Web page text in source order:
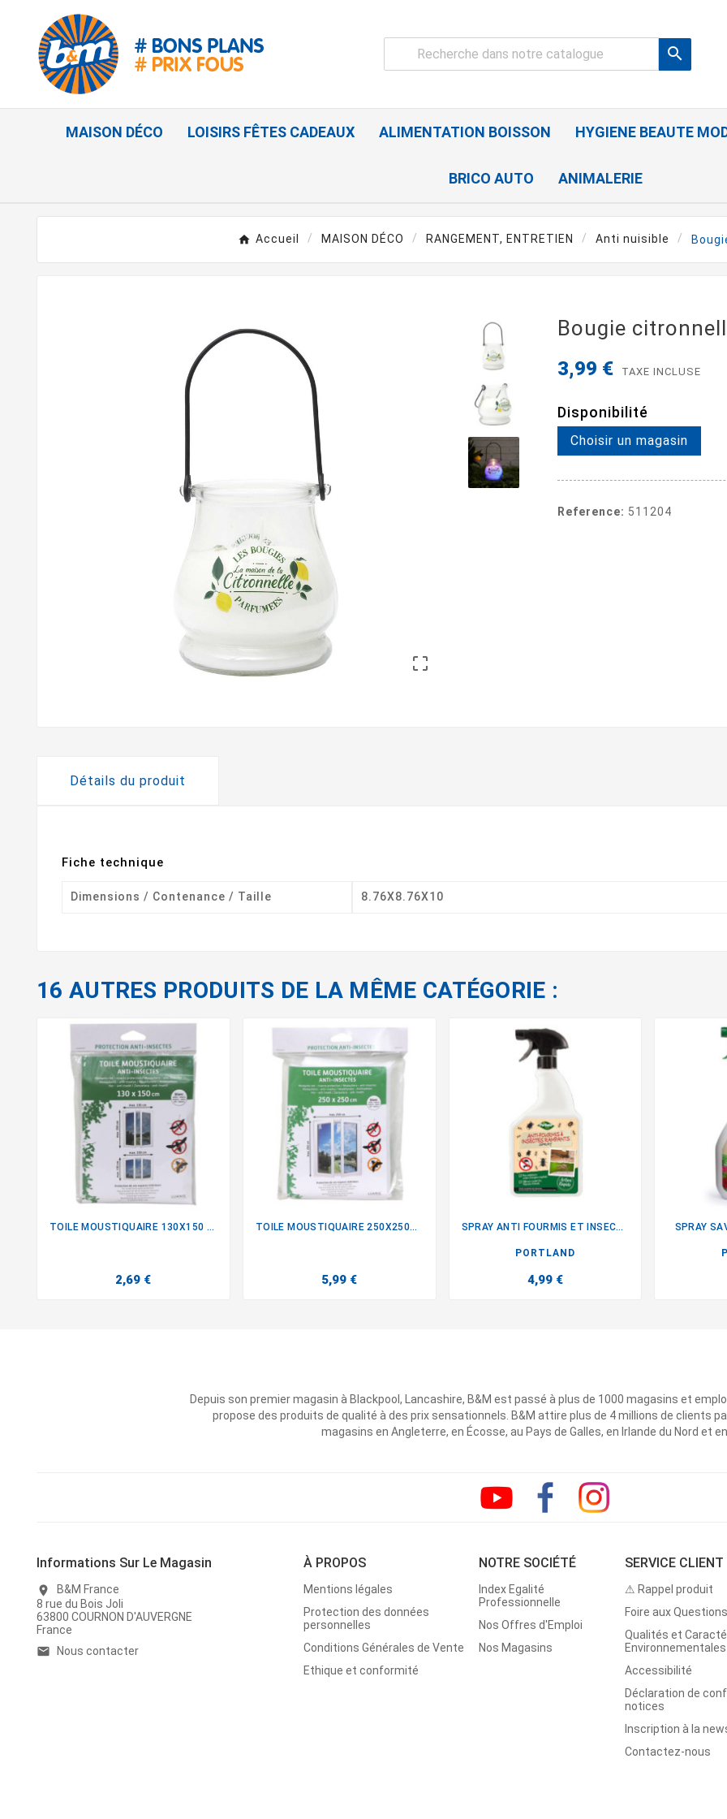

MAISON DÉCO LOISIRS FÊTES CADEAUX ALIMENTATION BOISSON HYGIENE BEAUTE
BRICO AUTO ANIMALERIE
Accueil MAISON DÉCO RANGEMENT, ENTRETIEN Anti nuisible

Bougie
3,99 € TAXE INCLUSE
Disponibilité
Choisir un magasin
Reference: 511204
Détails du produit
Fiche technique
Dimensions / Contenance / Taille 8.76X8.76X10
16 AUTRES PRODUITS DE LA MÊME CATÉGORIE :
TOILE MOUSTIQUAIRE 130X150 CM
2,69 €
TOILE MOUSTIQUAIRE 250X250CM
5,99 €
SPRAY ANTI FOURMIS ET INSECTES
PORTLAND
4,99 €
SPRAY
Depuis son premier magasin à Blackpool, Lancashire, B&M est passé à plus de 1000 magasins et
propose des produits de qualité à des prix sensationnels. B&M attire plus de 4 millions de clients
magasins en Angleterre, en Écosse, au Pays de Galles, en Irlande du Nord et
Informations Sur Le Magasin
location_on
B&M France
8 rue du Bois Joli
63800 COURNON D'AUVERGNE
France
email Nous contacter
À PROPOS
Mentions légales
Protection des données
personnelles
Conditions Générales de Vente
Ethique et conformité
NOTRE SOCIÉTÉ
Index Egalité
Professionnelle
Nos Offres d'Emploi
Nos Magasins
SERVICE CLIENT
⚠ Rappel produit
Foire aux
Qualités et
Environnementales
Accessibilité
Déclaration de
notices
Inscription à la
Contactez-nous